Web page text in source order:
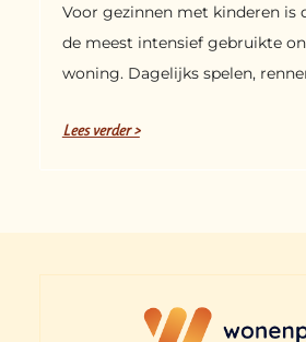
Voor gezinnen met kinderen is
de meest intensief gebruikte
woning. Dagelijks spelen,
Lees verder >